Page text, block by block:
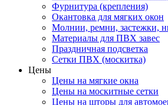
Фурнитура (крепления)
Окантовка для мягких окон
Молнии, ремни, застежки,
Материалы для ПВХ завес
Праздничная подсветка
Сетки ПВХ (москитка)
Цены
Цены на мягкие окна
Цены на москитные сетки
Цены на шторы для